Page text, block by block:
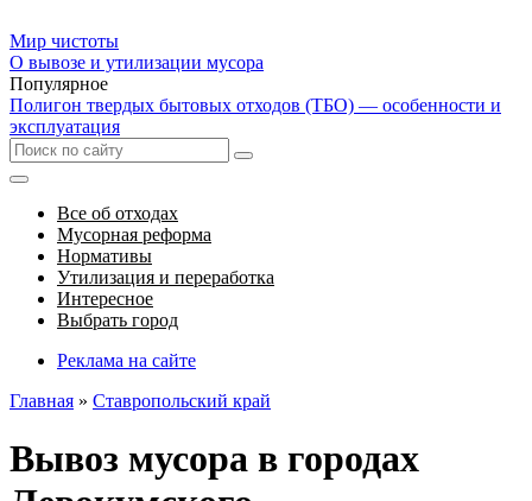
Мир чистоты
О вывозе и утилизации мусора
Популярное
Полигон твердых бытовых отходов (ТБО) — особенности и
эксплуатация
Все об отходах
Мусорная реформа
Нормативы
Утилизация и переработка
Интересное
Выбрать город
Реклама на сайте
Главная » Ставропольский край
Вывоз мусора в городах